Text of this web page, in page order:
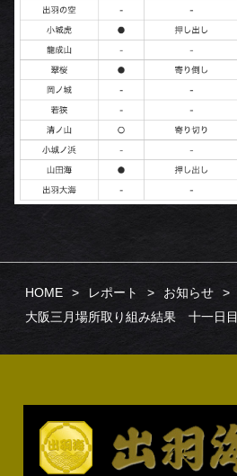
HOME レポート
お知らせ
大阪三月場所取り組み結果 十一日目